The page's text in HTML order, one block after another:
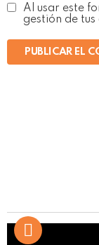
Al usar este
gestión de